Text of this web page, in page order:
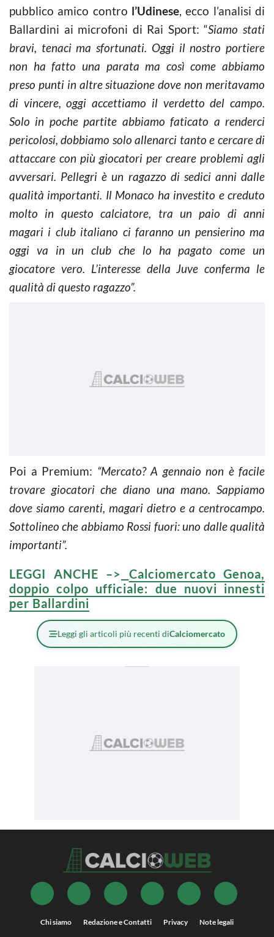
pubblico amico contro l’Udinese, ecco l’analisi di
Ballardini ai microfoni di Rai Sport: “Siamo stati
bravi, tenaci ma sfortunati. Oggi il nostro portiere
non ha fatto una parata ma così come abbiamo
preso punti in altre situazione dove non meritavamo
di vincere, oggi accettiamo il verdetto del campo.
Solo in poche partite abbiamo faticato a renderci
pericolosi, dobbiamo solo allenarci tanto e cercare di
attaccare con più giocatori per creare problemi agli
avversari. Pellegri è un ragazzo di sedici anni dalle
qualità importanti. Il Monaco ha investito e creduto
molto in questo calciatore, tra un paio di anni
magari i club italiano ci faranno un pensierino ma
oggi va in un club che lo ha pagato come un
giocatore vero. L’interesse della Juve conferma le
qualità di questo ragazzo”.
Poi a Premium: “Mercato? A gennaio non è facile
trovare giocatori che diano una mano. Sappiamo
dove siamo carenti, magari dietro e a centrocampo.
Sottolineo che abbiamo Rossi fuori: uno dalle qualità
importanti”.
LEGGI ANCHE –>
Calciomercato Genoa,
doppio colpo ufficiale: due nuovi innesti
per Ballardini
Leggi gli articoli più recenti diCalciomercato
Chi siamo Redazione e Contatti Privacy Note legali